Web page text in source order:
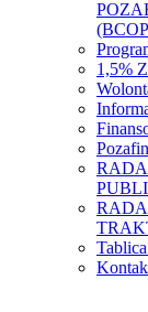
1,5%
Tablica